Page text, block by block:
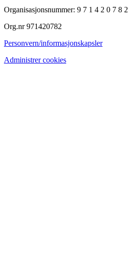
Organisasjonsnummer: 9 7 1 4 2 0 7 8 2
Org.nr 971420782
Personvern/informasjonskapsler
Administrer cookies